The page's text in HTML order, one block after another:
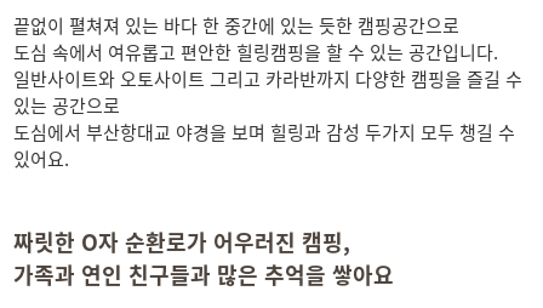
끝없이 펼쳐져 있는 바다 한 중간에 있는 듯한 캠핑공간으로
도심 속에서 여유롭고 편안한 힐링캠핑을 할 수 있는 공간입니다.
일반사이트와 오토사이트 그리고 카라반까지 다양한 캠핑을 즐길 수
있는 공간으로
도심에서 부산항대교 야경을 보며 힐링과 감성 두가지 모두 챙길 수
있어요.
짜릿한 O자 순환로가 어우러진 캠핑,
가족과 연인 친구들과 많은 추억을 쌓아요